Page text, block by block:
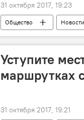
31 октября 2017, 19:23
Общество Новости
моряк
явление
Уступите
маршрутках
31 октября 2017, 19:21